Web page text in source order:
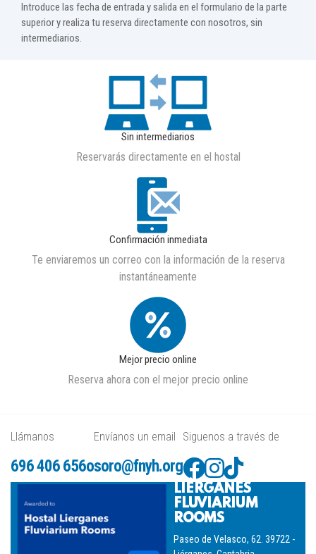
Introduce las fecha de entrada y salida en el formulario de la parte
superior y realiza tu reserva directamente con nosotros, sin
intermediarios.
Sin intermediarios
Reservarás directamente en el hostal
Confirmación inmediata
Te enviaremos un correo con la información de la reserva
instantáneamente
Mejor precio online
Reserva ahora con el mejor precio online
Llámanos
696 406 656
Envíanos un email
osoro@fnyh.org
Siguenos a través de
LIÉRGANES
FLUVIARIUM
ROOMS
Paseo de Velasco, 62. 39722 -